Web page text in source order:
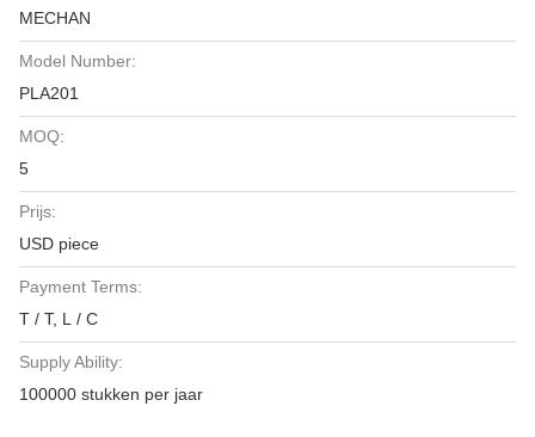
MECHAN
Model Number:
PLA201
MOQ:
5
Prijs:
USD piece
Payment Terms:
T / T, L / C
Supply Ability:
100000 stukken per jaar